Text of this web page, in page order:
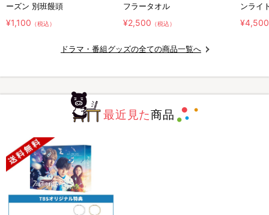
ーズン 別班饅頭
¥1,100 （税込）
フラータオル
¥2,500 （税込）
ンライ
¥4,500
ドラマ・番組グッズの全ての商品一覧へ
最近見た商品